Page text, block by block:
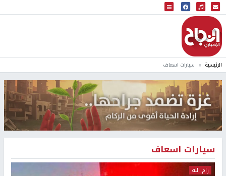
البث المباشر
إذاعة النجاح
الرئيسية سيارات اسعاف
سيارات اسعاف
رام الله